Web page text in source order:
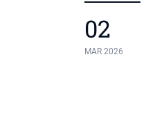
02
MAR 2026